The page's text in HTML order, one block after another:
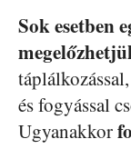
Sok esetben
és fogyással
Ugyanakkor